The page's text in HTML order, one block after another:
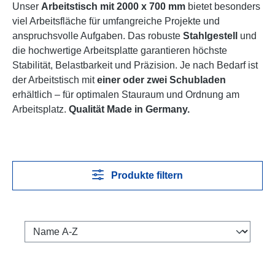
Unser Arbeitstisch mit 2000 x 700 mm bietet besonders
viel Arbeitsfläche für umfangreiche Projekte und
anspruchsvolle Aufgaben. Das robuste Stahlgestell
und
die hochwertige Arbeitsplatte garantieren höchste
Stabilität, Belastbarkeit und Präzision. Je nach Bedarf ist
der Arbeitstisch miteiner oder zwei Schubladen
erhältlich – für optimalen Stauraum und Ordnung am
Arbeitsplatz. Qualität Made in Germany.
Produkte filtern